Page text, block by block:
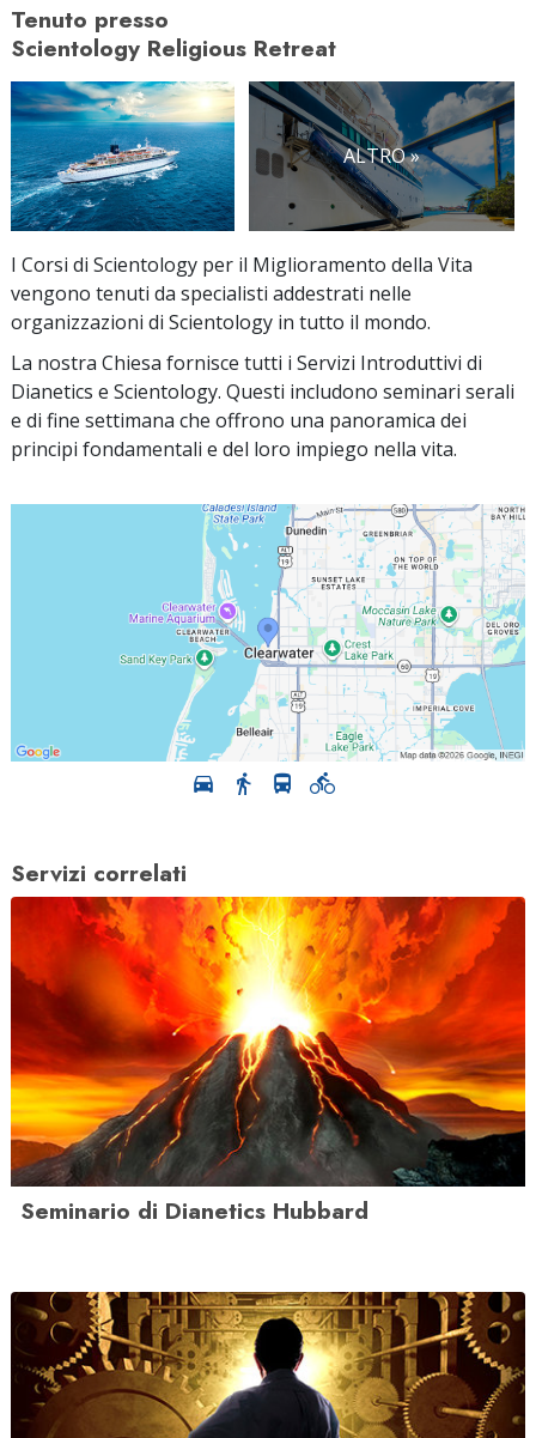
Tenuto presso
Scientology Religious Retreat
ALTRO »
I Corsi di Scientology per il Miglioramento della Vita
vengono tenuti da specialisti addestrati nelle
organizzazioni di Scientology in tutto il mondo.
La nostra Chiesa fornisce tutti i Servizi Introduttivi di
Dianetics e Scientology. Questi includono seminari serali
e di fine settimana che offrono una panoramica dei
principi fondamentali e del loro impiego nella vita.
Servizi correlati
Seminario di Dianetics Hubbard